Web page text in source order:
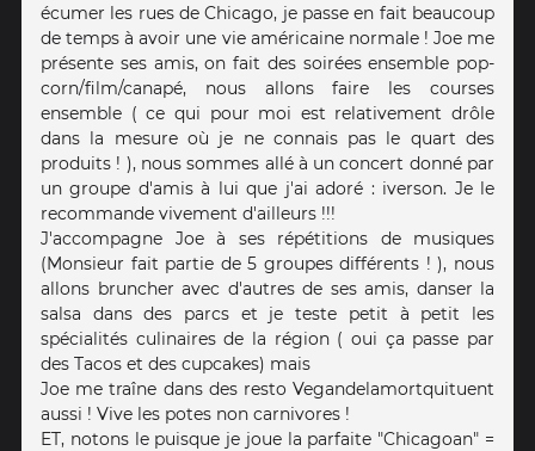
écumer les rues de Chicago, je passe en fait beaucoup
de temps à avoir une vie américaine normale ! Joe me
présente ses amis, on fait des soirées ensemble pop-
corn/film/canapé, nous allons faire les courses
ensemble ( ce qui pour moi est relativement drôle
dans la mesure où je ne connais pas le quart des
produits ! ), nous sommes allé à un concert donné par
un groupe d'amis à lui que j'ai adoré : iverson. Je le
recommande vivement d'ailleurs !!!
J'accompagne Joe à ses répétitions de musiques
(Monsieur fait partie de 5 groupes différents ! ), nous
allons bruncher avec d'autres de ses amis, danser la
salsa dans des parcs et je teste petit à petit les
spécialités culinaires de la région ( oui ça passe par
des Tacos et des cupcakes) mais
Joe me traîne dans des resto Vegandelamortquituent
aussi ! Vive les potes non carnivores !
ET, notons le puisque je joue la parfaite "Chicagoan" =